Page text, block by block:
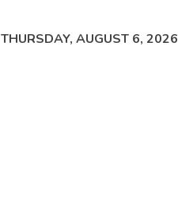
THURSDAY, AUGUST 6, 2026